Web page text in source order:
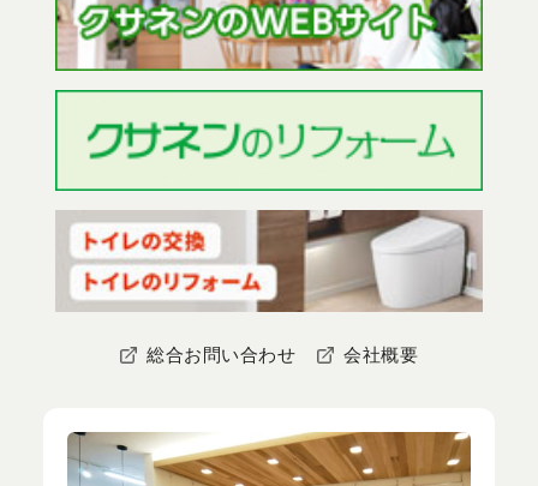
総合お問い合わせ 会社概要